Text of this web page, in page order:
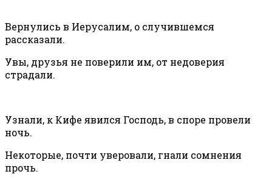
Вернулись в Иерусалим, о случившемся
рассказали.
Увы, друзья не поверили им, от недоверия
страдали.
Узнали, к Кифе явился Господь, в споре провели
ночь.
Некоторые, почти уверовали, гнали сомнения
прочь.